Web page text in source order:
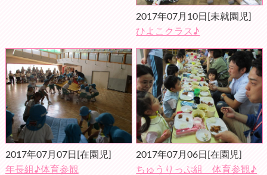
2017年07月10日 [未就園児]
ひよこクラス♪
2017年07月07日 [在園児]
年長組♪体育参観
2017年07月06日 [在園児]
ちゅうりっぷ組 体育参観♪